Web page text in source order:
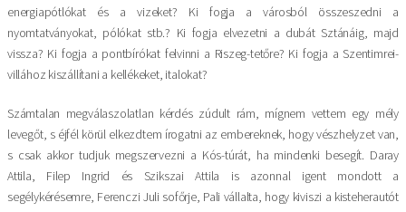
energiapótlókat és a vizeket? Ki fogja a városból összeszedni a
nyomtatványokat, pólókat stb.? Ki fogja elvezetni a dubát Sztánáig, majd
vissza? Ki fogja a pontbírókat felvinni a Riszeg-tetőre? Ki fogja a Szentimrei-
villához kiszállítani a kellékeket, italokat?
Számtalan megválaszolatlan kérdés zúdult rám, mígnem vettem egy mély
levegőt, s éjfél körül elkezdtem írogatni az embereknek, hogy vészhelyzet van,
s csak akkor tudjuk megszervezni a Kós-túrát, ha mindenki besegít. Daray
Attila, Filep Ingrid és Szikszai Attila is azonnal igent mondott a
segélykérésemre, Ferenczi Juli sofőrje, Pali vállalta, hogy kiviszi a kisteherautót